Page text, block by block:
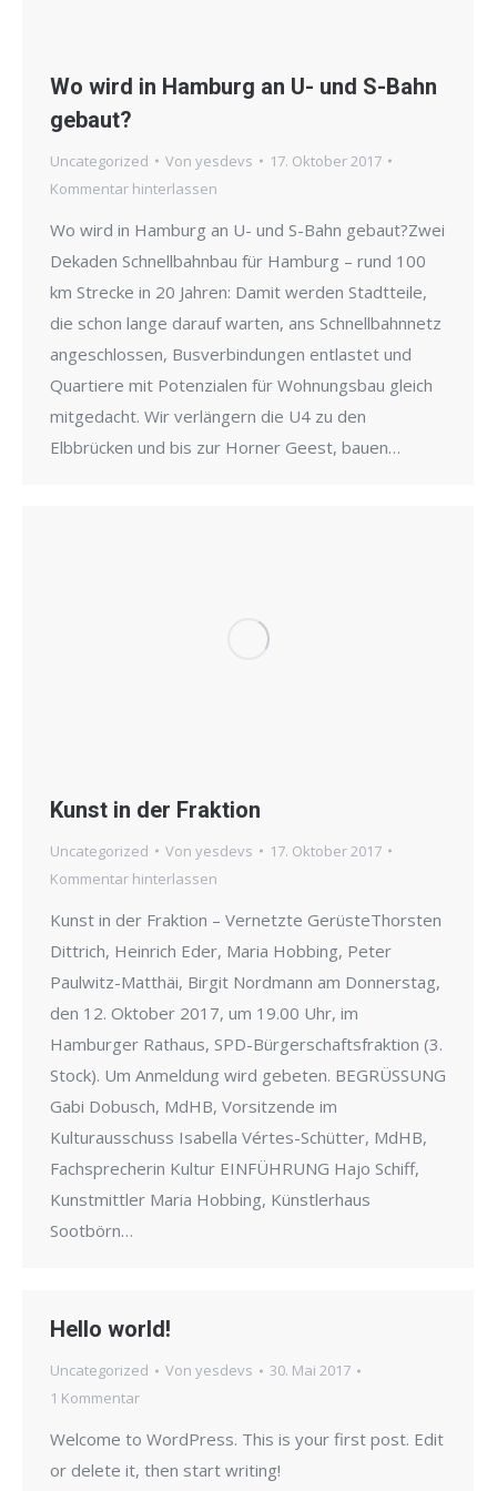
Wo wird in Hamburg an U- und S-Bahn
gebaut?
Uncategorized Von yesdevs
17. Oktober 2017
Kommentar hinterlassen
Wo wird in Hamburg an U- und S-Bahn gebaut?Zwei
Dekaden Schnellbahnbau für Hamburg – rund 100
km Strecke in 20 Jahren: Damit werden Stadtteile,
die schon lange darauf warten, ans Schnellbahnnetz
angeschlossen, Busverbindungen entlastet und
Quartiere mit Potenzialen für Wohnungsbau gleich
mitgedacht. Wir verlängern die U4 zu den
Elbbrücken und bis zur Horner Geest, bauen…
Kunst in der Fraktion
Uncategorized Von yesdevs
17. Oktober 2017
Kommentar hinterlassen
Kunst in der Fraktion – Vernetzte GerüsteThorsten
Dittrich, Heinrich Eder, Maria Hobbing, Peter
Paulwitz-Matthäi, Birgit Nordmann am Donnerstag,
den 12. Oktober 2017, um 19.00 Uhr, im
Hamburger Rathaus, SPD-Bürgerschaftsfraktion (3.
Stock). Um Anmeldung wird gebeten. BEGRÜSSUNG
Gabi Dobusch, MdHB, Vorsitzende im
Kulturausschuss Isabella Vértes-Schütter, MdHB,
Fachsprecherin Kultur EINFÜHRUNG Hajo Schiff,
Kunstmittler Maria Hobbing, Künstlerhaus
Sootbörn…
Hello world!
Uncategorized Von yesdevs
30. Mai 2017
1 Kommentar
Welcome to WordPress. This is your first post. Edit
or delete it, then start writing!